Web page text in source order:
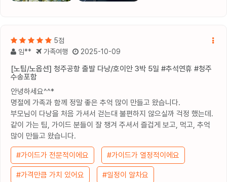
5점
임**
가족여행 2025-10-09
[노팁/노옵션] 청주공항 출발 다낭/호이안 3박 5일 #추석연휴 #청주
수송포함
안녕하세요^^*
명절에 가족과 함께 정말 좋은 추억 많이 만들고 왔습니다.
부모님이 다낭을 처음 가셔서 걷는대 불편하지 않으실까 걱정 했는데.
같이 가는 팀, 가이드 분들이 잘 챙겨 주셔서 즐겁게 보고, 먹고, 추억
많이 만들고 왔습니다.
#가이드가 전문적이에요 #가이드가 열정적이에요
#가격만큼 가치 있어요 #일정이 알차요